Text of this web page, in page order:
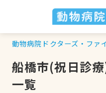
動物病院ドクターズ・ファ
船橋市(祝日診
一覧